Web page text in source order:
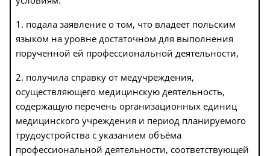
1. подала заявление о том, что владеет польским
языком на уровне достаточном для выполнения
порученной ей профессиональной деятельности,
2. получила справку от медучреждения,
осуществляющего медицинскую деятельность,
содержащую перечень организационных единиц
медицинского учреждения и период планируемого
трудоустройства с указанием объёма
профессиональной деятельности, соответствующей